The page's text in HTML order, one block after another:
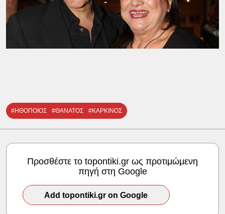
#ΗΘΟΠΟΙΟΣ #ΘΑΝΑΤΟΣ #ΚΑΡΚΙΝΟΣ
Προσθέστε το topontiki.gr ως προτιμώμενη
πηγή στη Google
Add topontiki.gr on Google